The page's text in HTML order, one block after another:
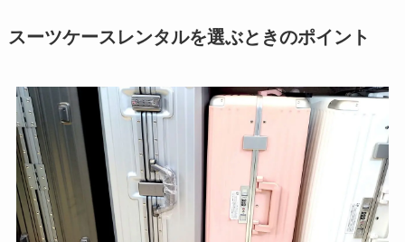
スーツケースレンタルを選ぶときのポイント